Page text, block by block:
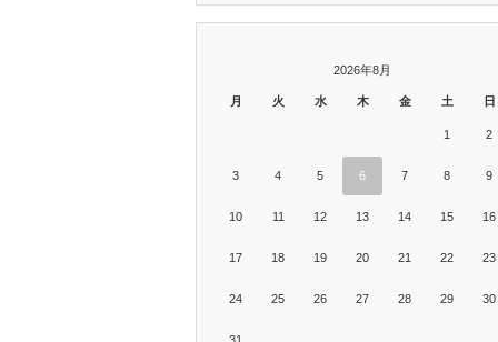
2026年8月
月 火 水 木 金 土 日
1 2
3 4 5 6 7 8 9
10 11 12 13 14 15 16
17 18 19 20 21 22 23
24 25 26 27 28 29 30